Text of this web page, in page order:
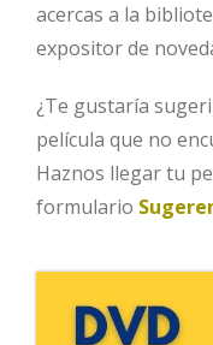
acercas a la
expositor de
¿Te gustaría
película que no
Haznos llegar tu
formulario